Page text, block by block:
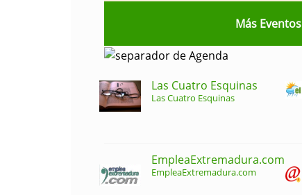
Más Eventos
Las Cuatro Esquinas
Las Cuatro Esquinas
EmpleaExtremadura.com
EmpleaExtremadura.com